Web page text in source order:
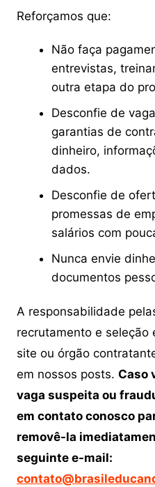
Reforçamos que:
Não faça
entrevistas,
outra etapa do
Desconfie de
garantias de
dinheiro,
dados.
Desconfie de
promessas de
salários com
Nunca envie
documentos
A responsabilidade
recrutamento e seleção
site ou órgão
em nossos posts. Caso
vaga suspeita ou
em contato conosco
removê-la
seguinte e-mail: